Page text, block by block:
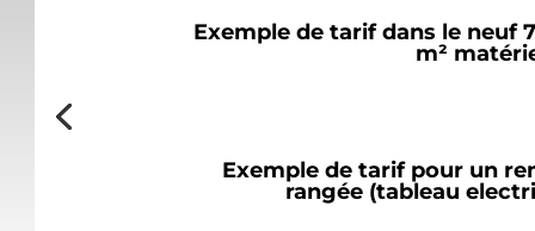
Exemple de tarif dans le neuf
m²
Exemple de tarif pour un
rangée (tableau